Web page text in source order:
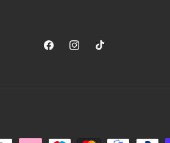
FacebookInstagramTikTok